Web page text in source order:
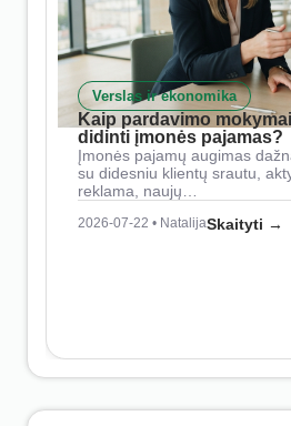
Verslas ir ekonomika
Kaip pardavimo
didinti įmonės pajamas?
Įmonės pajamų augimas
su didesniu klientų srautu,
reklama, naujų…
2026-07-22 • NatalijaSkaityti →